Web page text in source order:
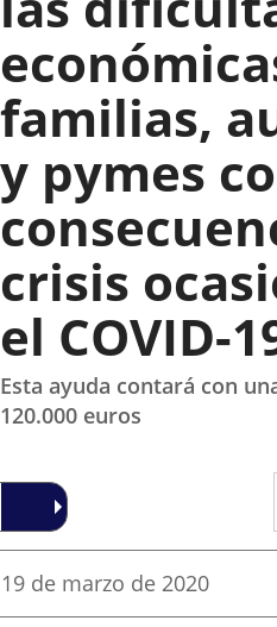
familias,
y pymes
crisis
el COVID-
Esta ayuda contará con
120.000 euros
Fecha
19 de marzo de 2020